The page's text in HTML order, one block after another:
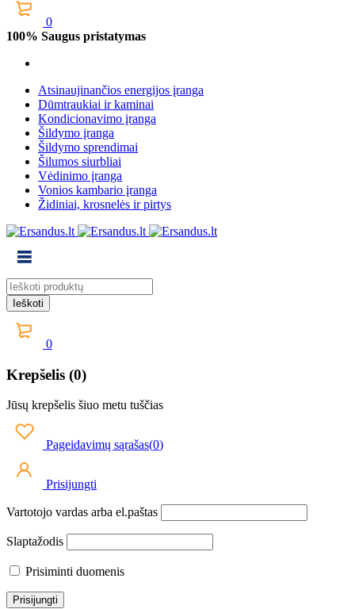
0
100% Saugus pristatymas
Atsinaujinančios energijos įranga
Dūmtraukiai ir kaminai
Kondicionavimo įranga
Šildymo įranga
Šildymo sprendimai
Šilumos siurbliai
Vėdinimo įranga
Vonios kambario įranga
Židiniai, krosnelės ir pirtys
0
Krepšelis (0)
Jūsų krepšelis šiuo metu tuščias
Pageidavimų sąrašas(0)
Prisijungti
Vartotojo vardas arba el.paštas
Slaptažodis
Prisiminti duomenis